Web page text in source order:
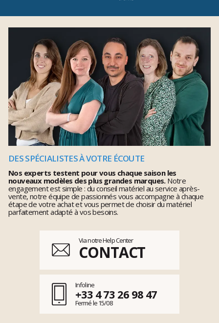
DES SPÉCIALISTES À VOTRE ÉCOUTE
Nos experts testent pour vous chaque saison les
nouveaux modèles des plus grandes marques.Notre
engagement est simple : du conseil matériel au service après-
vente, notre équipe de passionnés vous accompagne à chaque
étape de votre achat et vous permet de choisir du matériel
parfaitement adapté à vos besoins.
Via notre Help Center
CONTACT
Infoline
+33 4 73 26 98 47
Fermé le 15/08